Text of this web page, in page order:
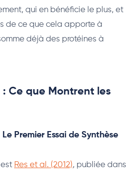
qui en bénéficie le plus, et
de ce que cela apporte à
déjà des protéines à
: Ce que Montrent les
Le Premier Essai de Synthèse
Res et al. (2012), publiée dans